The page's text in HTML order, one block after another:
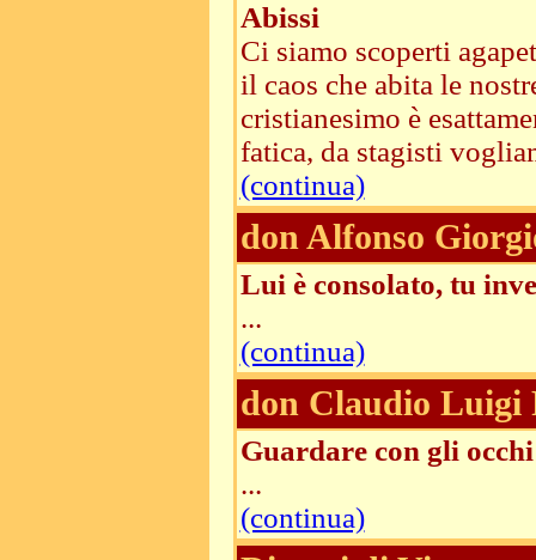
Abissi
Ci siamo scoperti
il caos che abita le
cristianesimo è
fatica, da stagisti
(continua)
don Alfonso
Lui è consolato, tu
...
(continua)
don Claudio Luigi
Guardare con gli
...
(continua)